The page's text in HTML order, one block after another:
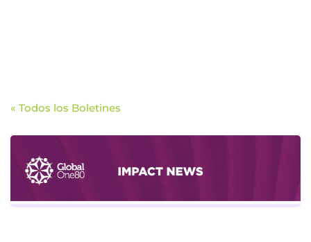
« Todos los Boletines